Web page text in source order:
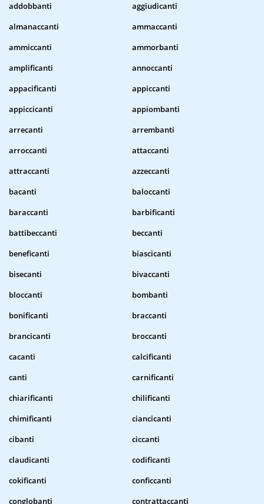
addobbanti
aggiudicanti
almanaccanti
ammaccanti
ammiccanti
ammorbanti
amplificanti
annoccanti
appacificanti
appiccanti
appiccicanti
appiombanti
arrecanti
arrembanti
arroccanti
attaccanti
attraccanti
azzeccanti
bacanti
baloccanti
baraccanti
barbificanti
battibeccanti
beccanti
beneficanti
biascicanti
bisecanti
bivaccanti
bloccanti
bombanti
bonificanti
braccanti
brancicanti
broccanti
cacanti
calcificanti
canti
carnificanti
chiarificanti
chilificanti
chimificanti
ciancicanti
cibanti
ciccanti
claudicanti
codificanti
cokificanti
conficcanti
conglobanti
contrattaccanti